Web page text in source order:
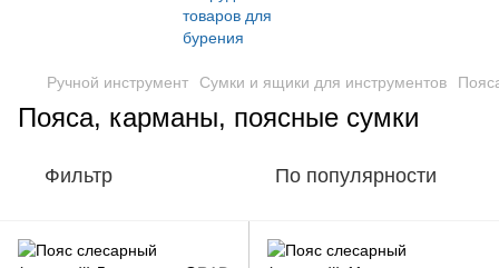
Ручной инструмент Сумки и ящики для инструментов
Пояса, карманы, поясные сумки
Фильтр По популярности